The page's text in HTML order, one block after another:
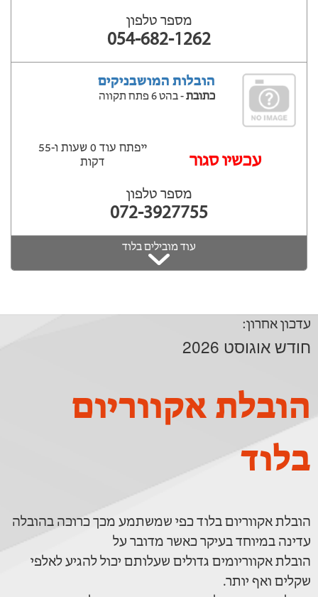
מספר טלפון
054-682-1262
הובלות המושבניקים
כתובת- בהט 6 פתח תקווה
עכשיו סגור
ייפתח עוד 0 שעות ‫ו-55
דקות
מספר טלפון
072-3927755
עוד מובילים בלוד
עדכון אחרון:
חודש אוגוסט 2026
הובלת אקווריום
בלוד
הובלת אקווריום בלוד כפי שמשתמע מכך כרוכה בהובלה
עדינה במיוחד בעיקר כאשר מדובר על
הובלת אקווריומים גדולים שעלותם יכול להגיע לאלפי
שקלים ואף יותר.